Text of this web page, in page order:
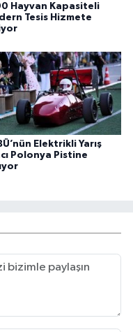
Hayvan Kapasiteli
Tesis Hizmete
Elektrikli Yarış
Polonya Pistine